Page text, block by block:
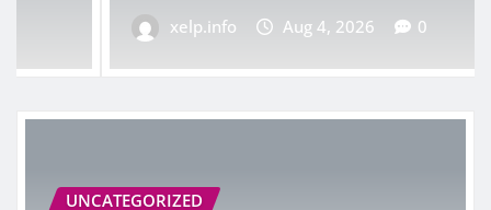
xelp.info Aug 4, 2026 0
UNCATEGORIZED